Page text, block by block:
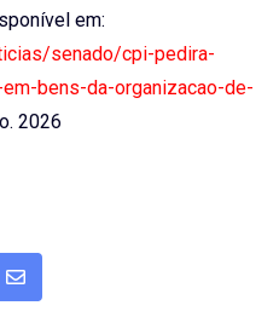
em:
senado/cpi-pedira-
bens-da-organizacao-de-
2026
Share